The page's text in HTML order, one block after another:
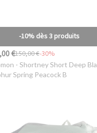
-10% dès 3 produits
€150,00 €-30%
- Shortney Short Deep
Spring Peacock B